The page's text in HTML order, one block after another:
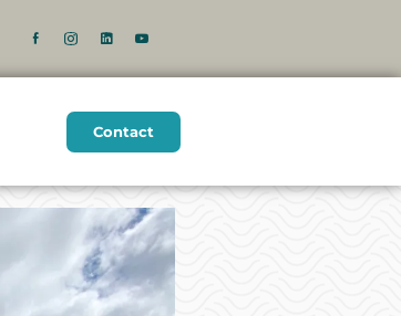
Contact